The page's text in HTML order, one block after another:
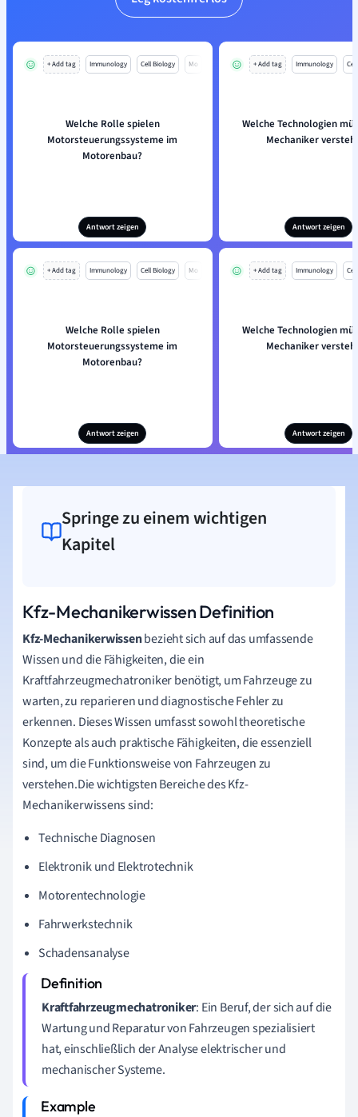
+ Add tag Immunology Cell Biology Mo
Welche Rolle spielen
Motorsteuerungssysteme im
Motorenbau?
Antwort zeigen
+ Add tag Immunology
Welche Technologien
Mechaniker
Antwort zeigen
+ Add tag Immunology Cell Biology Mo
Welche Rolle spielen
Motorsteuerungssysteme im
Motorenbau?
Antwort zeigen
+ Add tag Immunology
Welche Technologien
Mechaniker
Antwort zeigen
Springe zu einem wichtigen
Kapitel
Kfz-Mechanikerwissen Definition
Kfz-Mechanikerwissenbezieht sich auf das umfassende
Wissen und die Fähigkeiten, die ein
Kraftfahrzeugmechatroniker benötigt, um Fahrzeuge zu
warten, zu reparieren und diagnostische Fehler zu
erkennen. Dieses Wissen umfasst sowohl theoretische
Konzepte als auch praktische Fähigkeiten, die essenziell
sind, um die Funktionsweise von Fahrzeugen zu
verstehen.Die wichtigsten Bereiche des Kfz-
Mechanikerwissens sind:
Technische Diagnosen
Elektronik und Elektrotechnik
Motorentechnologie
Fahrwerkstechnik
Schadensanalyse
Kraftfahrzeugmechatroniker: Ein Beruf, der sich auf die
Wartung und Reparatur von Fahrzeugen spezialisiert
hat, einschließlich der Analyse elektrischer und
mechanischer Systeme.